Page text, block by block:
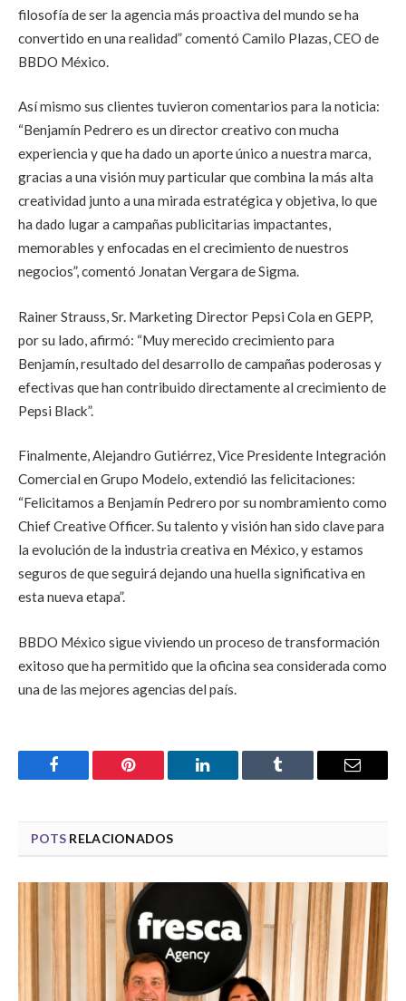
filosofía de ser la agencia más proactiva del mundo se ha
convertido en una realidad” comentó Camilo Plazas, CEO de
BBDO México.
Así mismo sus clientes tuvieron comentarios para la noticia:
“Benjamín Pedrero es un director creativo con mucha
experiencia y que ha dado un aporte único a nuestra marca,
gracias a una visión muy particular que combina la más alta
creatividad junto a una mirada estratégica y objetiva, lo que
ha dado lugar a campañas publicitarias impactantes,
memorables y enfocadas en el crecimiento de nuestros
negocios”, comentó Jonatan Vergara de Sigma.
Rainer Strauss, Sr. Marketing Director Pepsi Cola en GEPP,
por su lado, afirmó: “Muy merecido crecimiento para
Benjamín, resultado del desarrollo de campañas poderosas y
efectivas que han contribuido directamente al crecimiento de
Pepsi Black”.
Finalmente, Alejandro Gutiérrez, Vice Presidente Integración
Comercial en Grupo Modelo, extendió las felicitaciones:
“Felicitamos a Benjamín Pedrero por su nombramiento como
Chief Creative Officer. Su talento y visión han sido clave para
la evolución de la industria creativa en México, y estamos
seguros de que seguirá dejando una huella significativa en
esta nueva etapa”.
BBDO México sigue viviendo un proceso de transformación
exitoso que ha permitido que la oficina sea considerada como
una de las mejores agencias del país.
Facebook Pinterest LinkedIn Tumblr Email
POTS RELACIONADOS